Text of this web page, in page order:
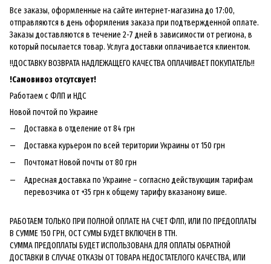
Все заказы, оформленные на сайте интернет-магазина до 17:00,
отправляются в день оформления заказа при подтвержденной оплате.
Заказы доставляются в течение 2-7 дней в зависимости от региона, в
который посылается товар. Услуга доставки оплачивается клиентом.
!!ДОСТАВКУ ВОЗВРАТА НАДЛЕЖАЩЕГО КАЧЕСТВА ОПЛАЧИВАЕТ ПОКУПАТЕЛЬ!!
!Самовивоз отсутсвует!
Работаем с ФЛП и НДС
Новой почтой по Украине
Доставка в отделение от 84 грн
Доставка курьером по всей територии Украины от 150 грн
Почтомат Новой почты от 80 грн
Адресная доставка по Украине – согласно действующим тарифам
перевозчика от +35 грн к общему тарифу вказаному више.
РАБОТАЕМ ТОЛЬКО ПРИ ПОЛНОЙ ОПЛАТЕ НА СЧЕТ ФЛП, ИЛИ ПО ПРЕДОПЛАТЫ
В СУММЕ 150 ГРН, ОСТ СУМЫ БУДЕТ ВКЛЮЧЕН В ТТН.
СУММА ПРЕДОПЛАТЫ БУДЕТ ИСПОЛЬЗОВАНА ДЛЯ ОПЛАТЫ ОБРАТНОЙ
ДОСТАВКИ В СЛУЧАЕ ОТКАЗЫ ОТ ТОВАРА НЕДОСТАТЕЛОГО КАЧЕСТВА, ИЛИ